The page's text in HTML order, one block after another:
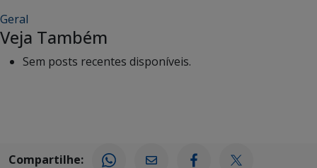
Geral
Veja Também
Sem posts recentes disponíveis.
Compartilhe: